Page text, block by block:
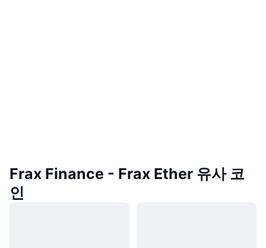
Frax Finance - Frax Ether 유사 코
인